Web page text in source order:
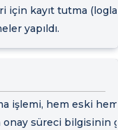
için kayıt tutma
yapıldı.
işlemi, hem eski
onay süreci